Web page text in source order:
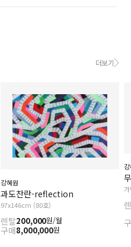
더보기
강혜원
과도찬란-reflection
97x146cm (80호)
렌탈200,000원/월
구매8,000,000원